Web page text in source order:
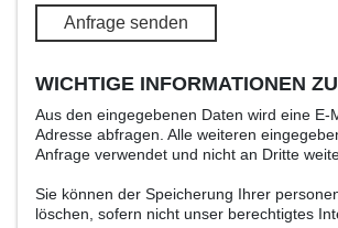
Anfrage senden
WICHTIGE INFORMATIONEN
Aus den eingegebenen Daten wird eine
Adresse abfragen. Alle weiteren
Anfrage verwendet und nicht an Dritte
Sie können der Speicherung Ihrer
löschen, sofern nicht unser berechtigtes